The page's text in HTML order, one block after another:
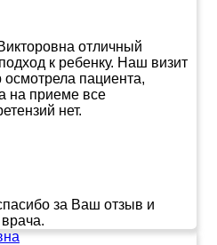
отличный
к ребенку. Наш визит
пациента,
на приеме все
нет.
за Ваш отзыв и